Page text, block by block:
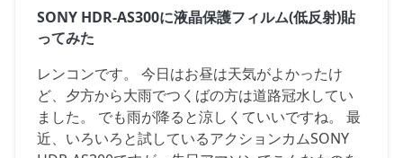
SONY HDR-AS300に液晶保護フィルム(低反射)貼
ってみた
レンコンです。 今日はお昼は天気がよかったけ
ど、夕方から大雨でつくばの方は道路冠水してい
ました。 でも雨が降ると涼しくていいですね。 最
近、いろいろと試しているアクションカムSONY